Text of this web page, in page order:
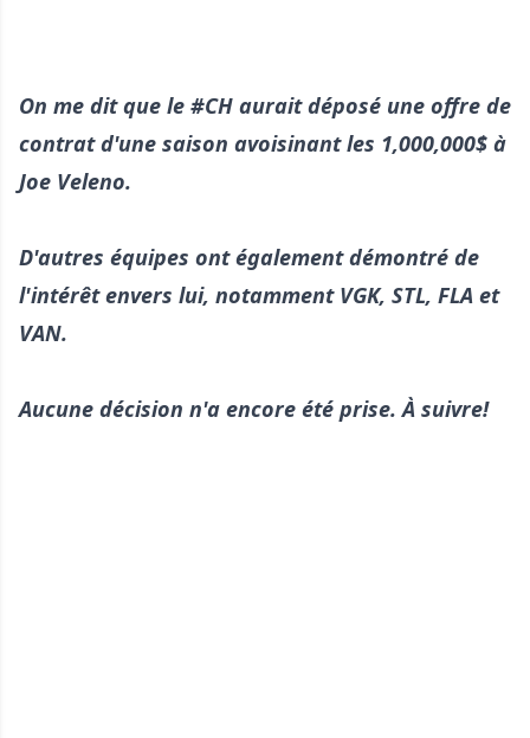
On me dit que le #CH aurait déposé une offre de
contrat d'une saison avoisinant les 1,000,000$ à
Joe Veleno.
D'autres équipes ont également démontré de
l'intérêt envers lui, notamment VGK, STL, FLA et
VAN.
Aucune décision n'a encore été prise. À suivre!